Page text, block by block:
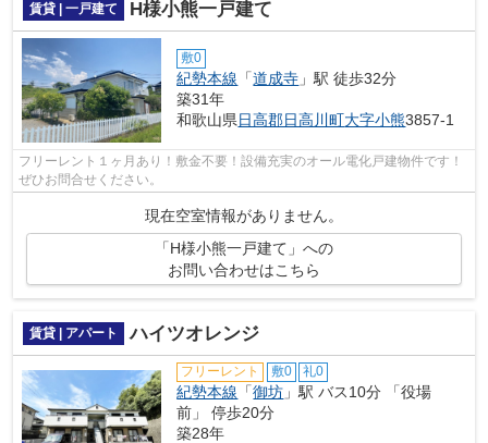
賃貸 | 一戸建て H様小熊一戸建て
敷0
紀勢本線 「道成寺 」駅 徒歩32分
築31年
和歌山県日高郡日高川町大字小熊3857-1
フリーレント１ヶ月あり！敷金不要！設備充実のオール電化戸建物件です！
ぜひお問合せください。
現在空室情報がありません。
「H様小熊一戸建て」への
お問い合わせはこちら
賃貸 | アパート ハイツオレンジ
フリーレント 敷0 礼0
紀勢本線 「御坊 」駅 バス10分 「役場
前」 停歩20分
築28年